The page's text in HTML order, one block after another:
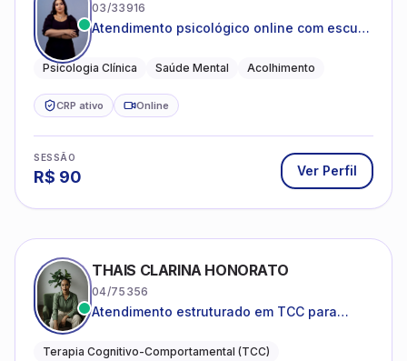
03/33916
Atendimento psicológico online com escuta
emocional
Psicologia Clínica Saúde Mental Acolhimento
CRP ativo Online
SESSÃO
R$ 90 Ver Perfil
THAIS CLARINA HONORATO
04/75356
Atendimento estruturado em TCC para
excessiva
Terapia Cognitivo-Comportamental (TCC)